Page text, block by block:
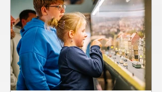
Motoren oder an frühe amerikanische
Motorräder denkt, landet schnell bei
genau solchen Modellen. In der
Sammlung MOTORRAD des
PS.SPEICHER lässt sich mit der Harley-
Davidson JD ein Kap